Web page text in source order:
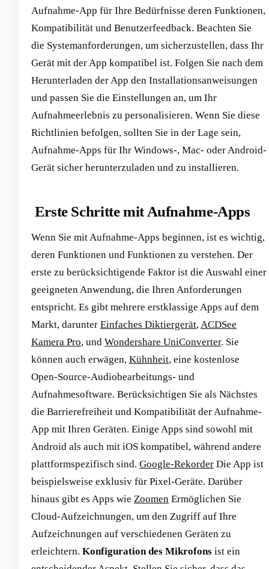
Aufnahme-App für Ihre Bedürfnisse deren Funktionen,
Kompatibilität und Benutzerfeedback. Beachten Sie
die Systemanforderungen, um sicherzustellen, dass Ihr
Gerät mit der App kompatibel ist. Folgen Sie nach dem
Herunterladen der App den Installationsanweisungen
und passen Sie die Einstellungen an, um Ihr
Aufnahmeerlebnis zu personalisieren. Wenn Sie diese
Richtlinien befolgen, sollten Sie in der Lage sein,
Aufnahme-Apps für Ihr Windows-, Mac- oder Android-
Gerät sicher herunterzuladen und zu installieren.
‍ Erste Schritte mit Aufnahme-Apps
Wenn Sie mit Aufnahme-Apps beginnen, ist es wichtig,
deren Funktionen und Funktionen zu verstehen. Der
erste zu berücksichtigende Faktor ist die Auswahl einer
geeigneten Anwendung, die Ihren Anforderungen
entspricht. Es gibt mehrere erstklassige Apps auf dem
Markt, darunter Einfaches Diktiergerät, ACDSee
Kamera Pro, und Wondershare UniConverter. Sie
können auch erwägen, Kühnheit, eine kostenlose
Open-Source-Audiobearbeitungs- und
Aufnahmesoftware. Berücksichtigen Sie als Nächstes
die Barrierefreiheit und Kompatibilität der Aufnahme-
App mit Ihren Geräten. Einige Apps sind sowohl mit
Android als auch mit iOS kompatibel, während andere
plattformspezifisch sind. Google-Rekorder Die App ist
beispielsweise exklusiv für Pixel-Geräte. Darüber
hinaus gibt es Apps wie Zoomen Ermöglichen Sie
Cloud-Aufzeichnungen, um den Zugriff auf Ihre
Aufzeichnungen auf verschiedenen Geräten zu
erleichtern. Konfiguration des Mikrofons ist ein